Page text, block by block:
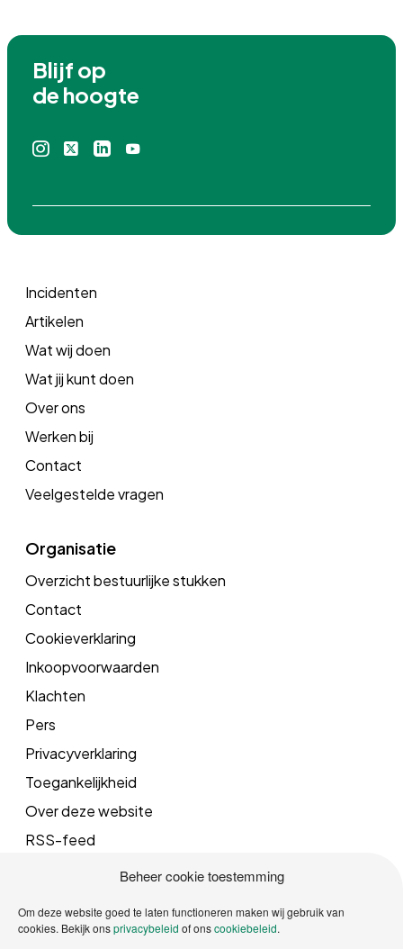
Beheer cookie toestemming
Om deze website goed te laten functioneren maken wij gebruik van
cookies. Bekijk onsprivacybeleid of onscookiebeleid.
Blijf op
de hoogte
InstagramLinkedin
Incidenten
Artikelen
Wat wij doen
Wat jij kunt doen
Over ons
Werken bij
Contact
Veelgestelde vragen
Organisatie
Overzicht bestuurlijke stukken
Contact
Cookieverklaring
Inkoopvoorwaarden
Klachten
Pers
Privacyverklaring
Toegankelijkheid
Over deze website
RSS-feed
Mail